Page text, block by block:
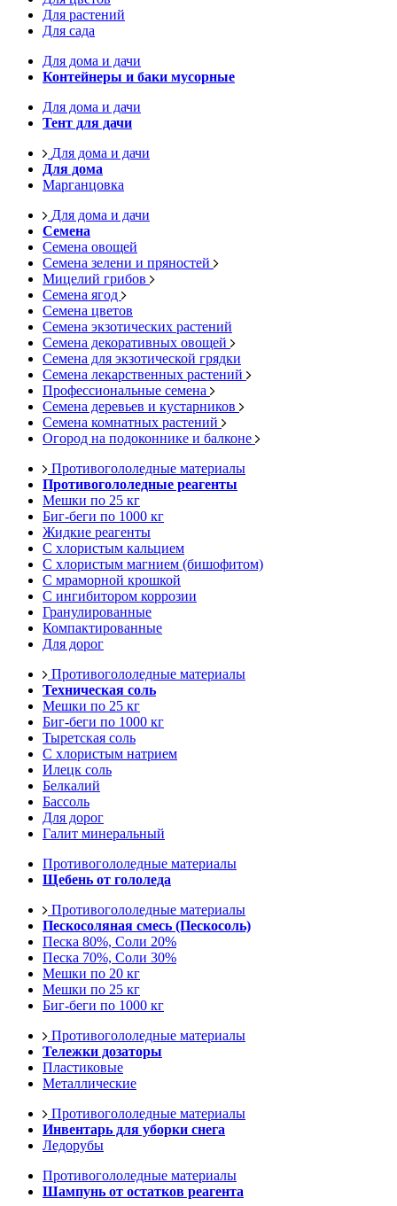
Для растений
Для сада
Для дома и дачи
Контейнеры и баки мусорные
Для дома и дачи
Тент для дачи
Для дома и дачи
Для дома
Марганцовка
Для дома и дачи
Семена
Семена овощей
Семена зелени и пряностей
Мицелий грибов
Семена ягод
Семена цветов
Семена экзотических растений
Семена декоративных овощей
Семена для экзотической грядки
Семена лекарственных растений
Профессиональные семена
Семена деревьев и кустарников
Семена комнатных растений
Огород на подоконнике и балконе
Противогололедные материалы
Противогололедные реагенты
Мешки по 25 кг
Биг-беги по 1000 кг
Жидкие реагенты
С хлористым кальцием
С хлористым магнием (бишофитом)
С мраморной крошкой
С ингибитором коррозии
Гранулированные
Компактированные
Для дорог
Противогололедные материалы
Техническая соль
Мешки по 25 кг
Биг-беги по 1000 кг
Тыретская соль
С хлористым натрием
Илецк соль
Белкалий
Бассоль
Для дорог
Галит минеральный
Противогололедные материалы
Щебень от гололеда
Противогололедные материалы
Пескосоляная смесь (Пескосоль)
Песка 80%, Соли 20%
Песка 70%, Соли 30%
Мешки по 20 кг
Мешки по 25 кг
Биг-беги по 1000 кг
Противогололедные материалы
Тележки дозаторы
Пластиковые
Металлические
Противогололедные материалы
Инвентарь для уборки снега
Ледорубы
Противогололедные материалы
Шампунь от остатков реагента